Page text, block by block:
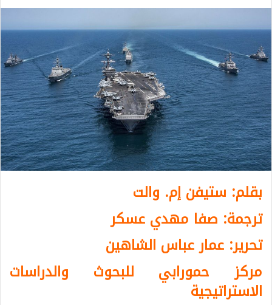
بقلم: ستيفن إم. والت
ترجمة: صفا مهدي عسكر
تحرير: عمار عباس الشاهين
مركز حمورابي للبحوث والدراسات
الاستراتيجية